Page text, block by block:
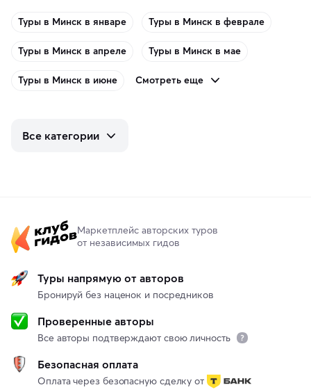
Туры в Минск в январе Туры в Минск в феврале
Туры в Минск в апреле Туры в Минск в мае
Туры в Минск в июне Смотреть еще
Все категории
Маркетплейс авторских туров
от независимых гидов
Туры напрямую от авторов
Бронируй без наценок и посредников
Проверенные авторы
Все авторы подтверждают свою личность
Безопасная оплата
Оплата через безопасную сделку от